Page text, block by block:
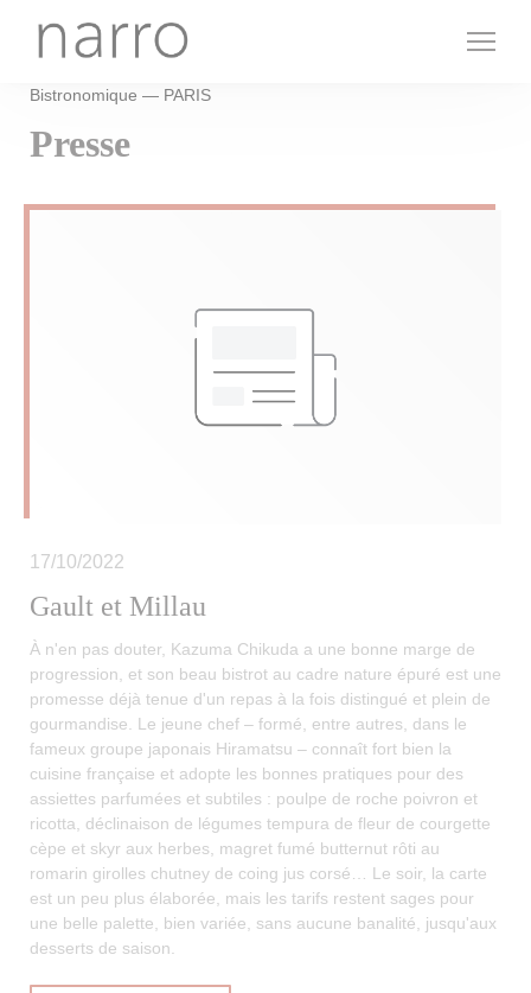
Bistronomique — PARIS
Presse
Gault et Millau
17/10/2022
À n'en pas douter, Kazuma Chikuda a une bonne marge de
progression, et son beau bistrot au cadre nature épuré est une
promesse déjà tenue d'un repas à la fois distingué et plein de
gourmandise. Le jeune chef – formé, entre autres, dans le
fameux groupe japonais Hiramatsu – connaît fort bien la
cuisine française et adopte les bonnes pratiques pour des
assiettes parfumées et subtiles : poulpe de roche poivron et
ricotta, déclinaison de légumes tempura de fleur de courgette
cèpe et skyr aux herbes, magret fumé butternut rôti au
romarin girolles chutney de coing jus corsé… Le soir, la carte
est un peu plus élaborée, mais les tarifs restent sages pour
une belle palette, bien variée, sans aucune banalité, jusqu'aux
desserts de saison.